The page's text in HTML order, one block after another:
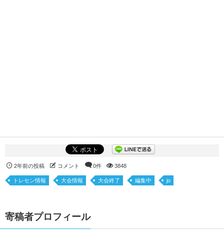
2年前の投稿 コメント 0件 3848
トレセン情報 大会情報 大会終了 編集中 jo
寄稿者プロフィール